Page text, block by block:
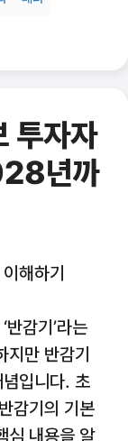
투자자
년까
해하기
감기’라는
만 반감기
입니다. 초
감기의 기본
심 내용을 알